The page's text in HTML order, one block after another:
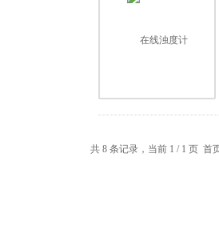
共 8 条记录，当前 1 / 1 页